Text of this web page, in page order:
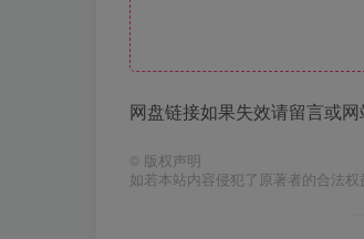
网盘链接如果失效请留言或
© 版权声明
如若本站内容侵犯了原著者的合法